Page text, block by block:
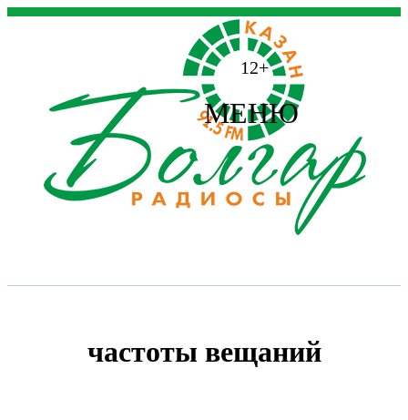
12+
МЕНЮ
частоты вещаний